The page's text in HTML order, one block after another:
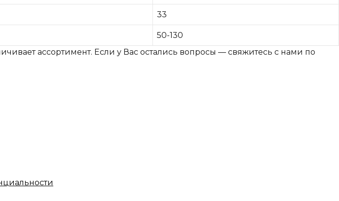
33
50-130
ассортимент. Если у Вас остались вопросы — свяжитесь с нами по